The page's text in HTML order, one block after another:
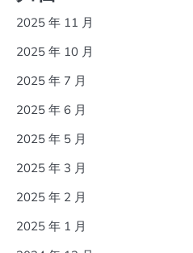
2025 年 11 月
2025 年 10 月
2025 年 7 月
2025 年 6 月
2025 年 5 月
2025 年 3 月
2025 年 2 月
2025 年 1 月